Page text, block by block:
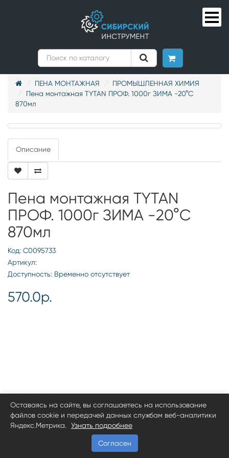
ПЕНА МОНТАЖНАЯ
ПРОМЫШЛЕННАЯ ХИМИЯ
Пена монтажная TYTAN ПРОФ. 1000г ЗИМА -20°C
870мл
Описание
Пена монтажная TYTAN
ПРОФ. 1000г ЗИМА -20°C
870мл
Код: С0095733
Артикул:
Доступность: Временно отсутствует
570.0р.
Оставаясь на сайте, вы соглашаетесь на использование
файлов cookie и передачей данных службам веб-аналитики
Яндекс.Метрика.
Узнать подробнее
Согласен